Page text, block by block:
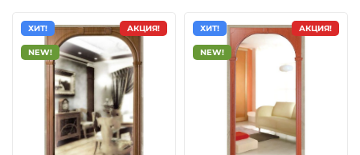
АКЦИЯ!
ХИТ!
NEW!
АКЦИЯ!
ХИТ!
NEW!